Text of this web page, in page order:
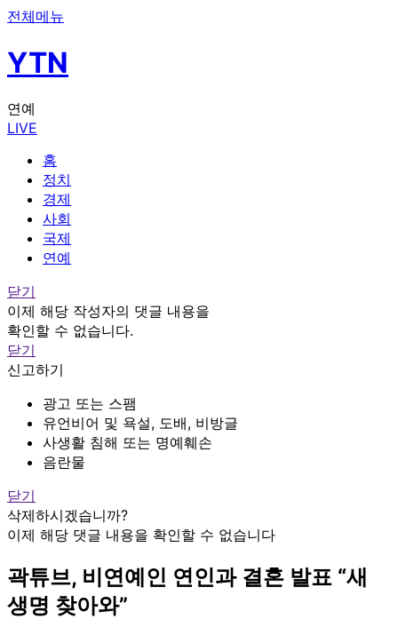
전체메뉴
YTN
연예
LIVE
홈
정치
경제
사회
국제
연예
닫기
이제 해당 작성자의 댓글 내용을
확인할 수 없습니다.
닫기
신고하기
광고 또는 스팸
유언비어 및 욕설, 도배, 비방글
사생활 침해 또는 명예훼손
음란물
닫기
삭제하시겠습니까?
이제 해당 댓글 내용을 확인할 수 없습니다
곽튜브, 비연예인 연인과 결혼 발표 “새
생명 찾아와”